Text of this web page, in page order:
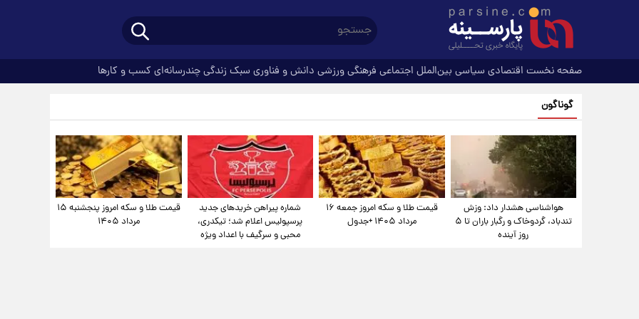
صفحه نخست اقتصادی سیاسی بین‌الملل اجتماعی فرهنگیورزشی دانش و فناوری سبک زندگیچندرسانه‌ای کسب و کارها
گوناگون
هواشناسی هشدار داد: وزش
تندباد، گردوخاک و رگبار باران تا ۵
روز آینده
قیمت طلا و سکه امروز جمعه ۱۶
مرداد ۱۴۰۵ +جدول
شماره پیراهن خریدهای جدید
پرسپولیس اعلام شد؛ تیکدری،
محبی و سرگیف با اعداد ویژه
قیمت طلا و سکه امروز پنجشنبه ۱۵
مرداد ۱۴۰۵